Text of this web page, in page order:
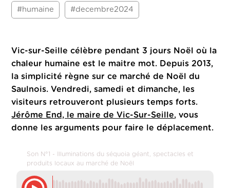
#humaine #decembre2024
Vic-sur-Seille célèbre pendant 3 jours Noël où la
chaleur humaine est le maitre mot. Depuis 2013,
la simplicité règne sur ce marché de Noël du
Saulnois. Vendredi, samedi et dimanche, les
visiteurs retrouveront plusieurs temps forts.
Jérôme End, le maire de Vic-Sur-Seille, vous
donne les arguments pour faire le déplacement.
Son N°1 - Illuminations du séquoia géant, spectacles et
produits locaux au marché de Noël